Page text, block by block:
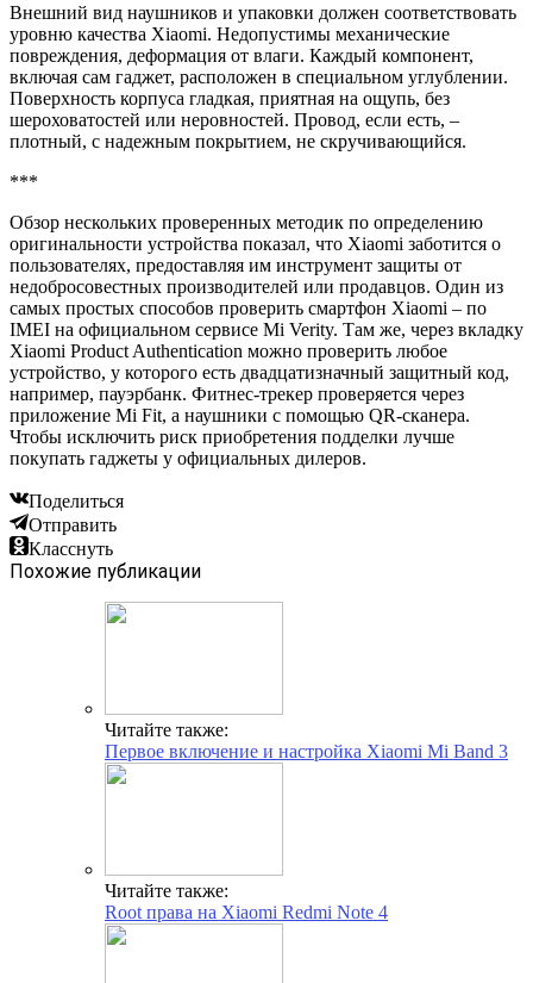
Внешний вид наушников и упаковки должен соответствовать
уровню качества Xiaomi. Недопустимы механические
повреждения, деформация от влаги. Каждый компонент,
включая сам гаджет, расположен в специальном углублении.
Поверхность корпуса гладкая, приятная на ощупь, без
шероховатостей или неровностей. Провод, если есть, –
плотный, с надежным покрытием, не скручивающийся.
***
Обзор нескольких проверенных методик по определению
оригинальности устройства показал, что Xiaomi заботится о
пользователях, предоставляя им инструмент защиты от
недобросовестных производителей или продавцов. Один из
самых простых способов проверить смартфон Xiaomi – по
IMEI на официальном сервисе Mi Verity. Там же, через вкладку
Xiaomi Product Authentication можно проверить любое
устройство, у которого есть двадцатизначный защитный код,
например, пауэрбанк. Фитнес-трекер проверяется через
приложение Mi Fit, а наушники с помощью QR-сканера.
Чтобы исключить риск приобретения подделки лучше
покупать гаджеты у официальных дилеров.
Поделиться
Отправить
Класснуть
Похожие публикации
Читайте также:
Первое включение и настройка Xiaomi Mi Band 3
Читайте также:
Root права на Xiaomi Redmi Note 4